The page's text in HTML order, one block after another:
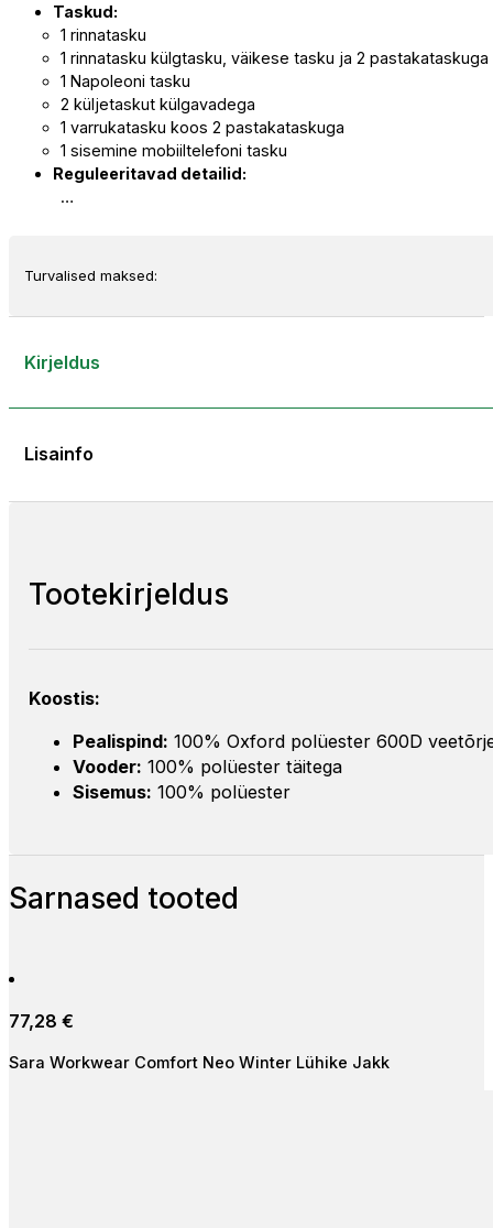
Taskud:
1 rinnatasku
1 rinnatasku külgtasku, väikese tasku ja 2 pastakataskuga
1 Napoleoni tasku
2 küljetaskut külgavadega
1 varrukatasku koos 2 pastakataskuga
1 sisemine mobiiltelefoni tasku
Reguleeritavad detailid:
…
Turvalised maksed:
Kirjeldus
Lisainfo
Tootekirjeldus
Koostis:
Pealispind: 100% Oxford polüester 600D
Vooder: 100% polüester täitega
Sisemus: 100% polüester
Sarnased tooted
77,28 €
Sara Workwear Comfort Neo Winter Lühike Jakk